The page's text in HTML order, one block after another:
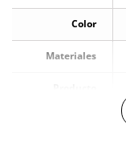
Color
Materiales